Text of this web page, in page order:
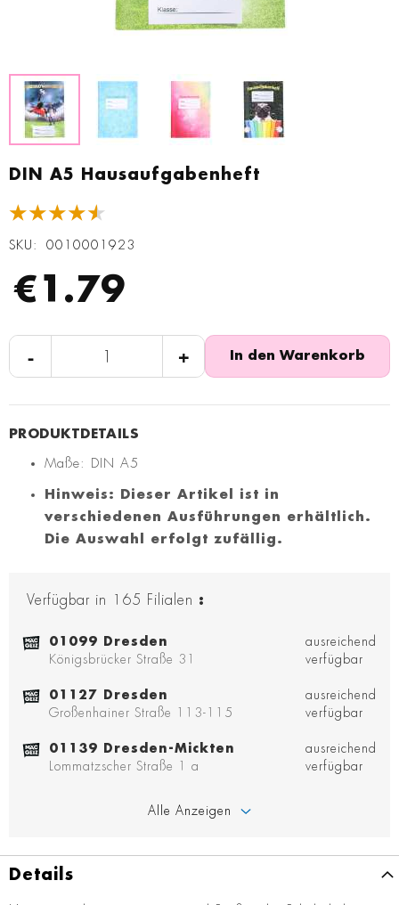
DIN A5 Hausaufgabenheft
★★★★★
SKU 0010001923
€1.79
- + In den Warenkorb
Maße: DIN A5
Hinweis: Dieser Artikel ist in
verschiedenen Ausführungen erhältlich.
Die Auswahl erfolgt zufällig.
Verfügbar in 165 Filialen :
01099 Dresden
Königsbrücker Straße 31
ausreichend
verfügbar
01127 Dresden
Großenhainer Straße 113-115
ausreichend
verfügbar
01139 Dresden-Mickten
Lommatzscher Straße 1 a
ausreichend
verfügbar
Alle Anzeigen
Anfang
Bildgalerie
Details